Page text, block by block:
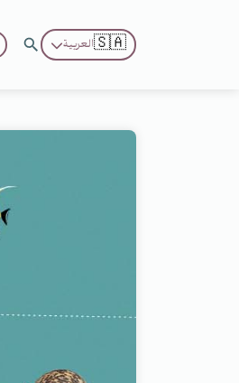
🇸🇦العربية